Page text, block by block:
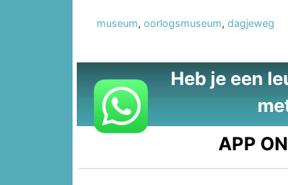
museum, oorlogsmuseum, dagjeweg
Heb je een
APP